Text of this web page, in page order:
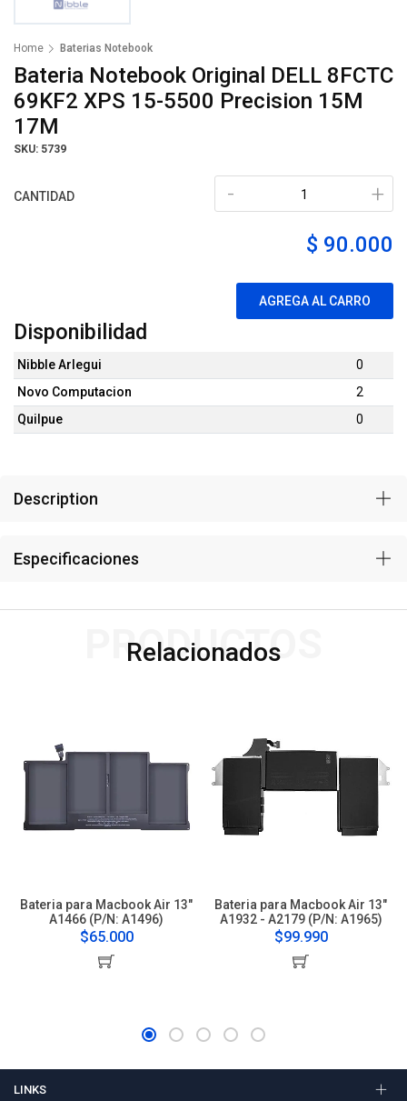
Home Baterias Notebook
Bateria Notebook Original DELL 8FCTC
69KF2 XPS 15-5500 Precision 15M
17M
SKU: 5739
CANTIDAD +
-
$ 90.000
AGREGA AL CARRO
Disponibilidad
Nibble Arlegui
0
Novo Computacion
2
Quilpue
0
Description
Especificaciones
Relacionados
PRODUCTOS
Bateria para Macbook Air 13"
A1466 (P/N: A1496)
$65.000
Bateria para Macbook Air 13"
A1932 - A2179 (P/N: A1965)
$99.990
LINKS